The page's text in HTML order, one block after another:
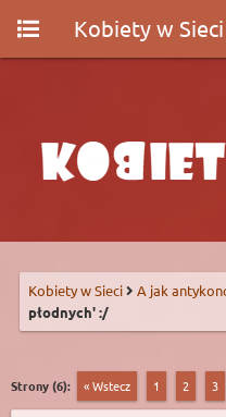
Kobiety w Sieci
Kobiety w Sieci A jak
płodnych' :/
Strony (6): « Wstecz 1 2 3